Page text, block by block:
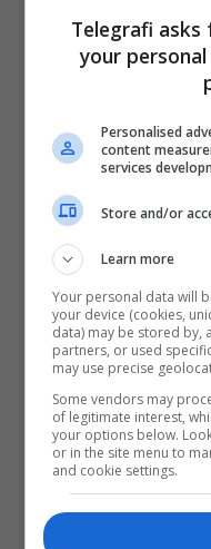
Telegrafi
your
Personalised
content
services
Store and/or
Learn more
Your personal data will
your device (cookies,
data) may be stored by,
partners, or used
may use precise
Some vendors may
of legitimate interest,
your options below.
or in the site menu to
and cookie settings.